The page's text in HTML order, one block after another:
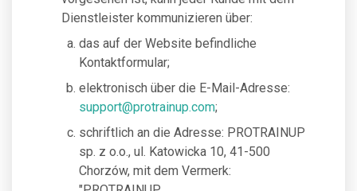
Dienstleister kommunizieren über:
das auf der Website befindliche
Kontaktformular;
elektronisch über die E-Mail-Adresse:
support@protrainup.com;
schriftlich an die Adresse: PROTRAINUP
sp. z o.o., ul. Katowicka 10, 41-500
Chorzów, mit dem Vermerk: